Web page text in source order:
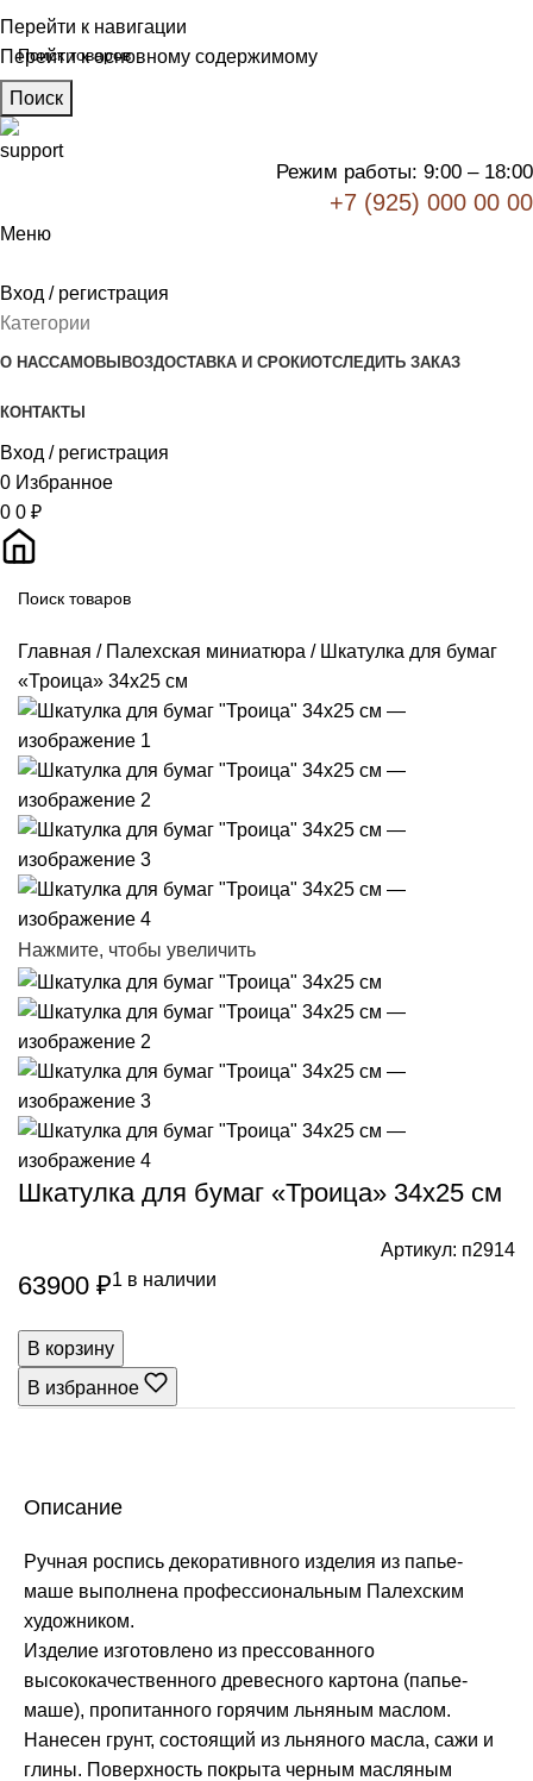
Перейти к навигации
Перейти к основному содержимому
Поиск
Режим работы: 9:00 – 18:00
+7 (925) 000 00 00
Меню
Вход / регистрация
Категории
О НАССАМОВЫВОЗДОСТАВКА И СРОКИОТСЛЕДИТЬ ЗАКАЗ
КОНТАКТЫ
Вход / регистрация
0 Избранное
0 0 ₽
Поиск
Главная Палехская миниатюра
Шкатулка для бумаг
«Троица» 34х25 см
Нажмите, чтобы увеличить
Шкатулка для бумаг «Троица» 34х25 см
Артикул: п2914
63900 ₽1 в наличии
В корзину
В избранное
Описание
Ручная роспись декоративного изделия из папье-
маше выполнена профессиональным Палехским
художником.
Изделие изготовлено из прессованного
высококачественного древесного картона (папье-
маше), пропитанного горячим льняным маслом.
Нанесен грунт, состоящий из льняного масла, сажи и
глины. Поверхность покрыта черным масляным